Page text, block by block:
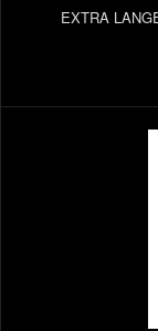
EXTRA